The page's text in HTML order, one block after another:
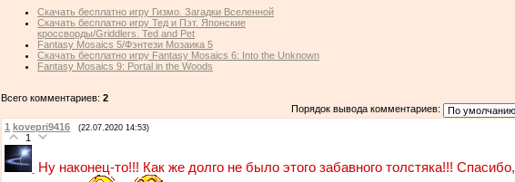
Скачать бесплатно игру Гизмо. Загадки Вселенной
Скачать бесплатно игру Тед и Пэт. Японские
кроссворды/Griddlers. Ted and Pet
Fantasy Mosaics 5/Фэнтези Мозаика 5
Скачать бесплатно игру Fantasy Mosaics 6: Into the Unknown
Fantasy Mosaics 9: Portal in the Woods
Всего комментариев: 2
Порядок вывода комментариев:
1 kovepri9416 (22.07.2020 14:53)
1
Ну наконец-то!!! Как же долго не было этого забавного толстяка!!! Спасибо,